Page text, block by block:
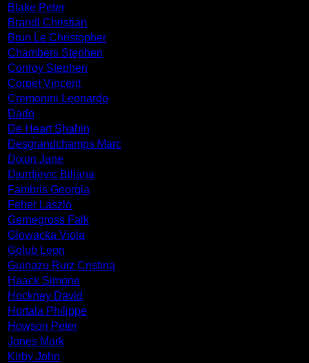
Blake Peter
Brandl Christian
Brun Le Christopher
Chambers Stephen
Conroy Stephen
Corpet Vincent
Cremonini Leonardo
Dado
De Heart Shahin
Desgrandchamps Marc
Dixon Jane
Djurdjevic Biljana
Fambris Georgia
Feher Laszlo
Gernegross Falk
Glowacka Viola
Golub Leon
Guinazu Ruiz Cristina
Haack Simone
Hockney David
Hortala Philippe
Howson Peter
Jones Mark
Kirby John